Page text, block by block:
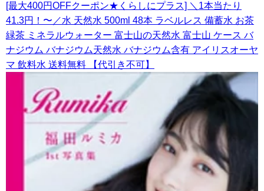
[最大400円OFFクーポン★くらしにプラス] ＼1本当たり
41.3円！〜／水 天然水 500ml 48本 ラベルレス 備蓄水 お茶
緑茶 ミネラルウォーター 富士山の天然水 富士山 ケース バ
ナジウム バナジウム天然水 バナジウム含有 アイリスオーヤ
マ 飲料水 送料無料 【代引き不可】